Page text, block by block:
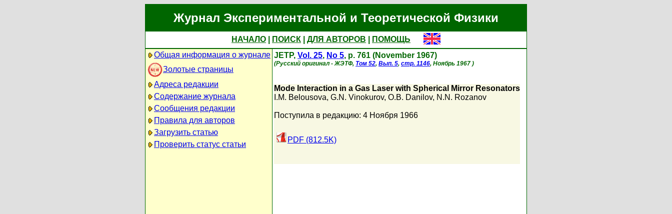
Журнал Экспериментальной и Теоретической Физики
НАЧАЛО ПОИСК ДЛЯ АВТОРОВ
ПОМОЩЬ
Общая информация о журнале
Золотые страницы
Адреса редакции
Содержание журнала
Сообщения редакции
Правила для авторов
Загрузить статью
Проверить статус статьи
JETP, Vol. 25, No 5, p. 761 (November 1967)
(Русский оригинал - ЖЭТФ, Том 52, Вып. 5, стр. 1146, Ноябрь 1967 )
Mode Interaction in a Gas Laser with Spherical Mirror Resonators
I.M. Belousova, G.N. Vinokurov, O.B. Danilov, N.N. Rozanov
Поступила в редакцию: 4 Ноября 1966
PDF (812.5K)